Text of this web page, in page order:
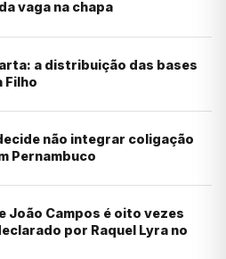
vaga na chapa
a distribuição das bases
Filho
não integrar coligação
Pernambuco
João Campos é oito vezes
por Raquel Lyra no